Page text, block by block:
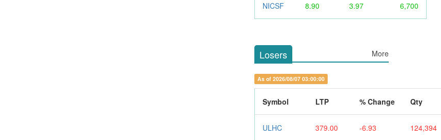
NICSF 8.90 3.97 6,700
Losers More
As of 2026/08/07 03:00:00
Symbol LTP % Change Qty
ULHC 379.00 -6.93 124,394